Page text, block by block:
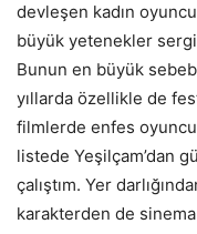
devleşen kadın
büyük yetenekler
Bunun en büyük
yıllarda özellikle de
filmlerde enfes
listede Yeşilçam’dan
çalıştım. Yer
karakterden de